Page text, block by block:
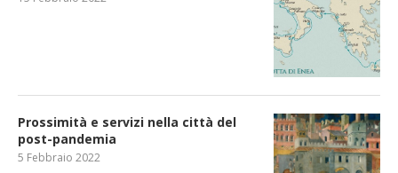
Prossimità e servizi nella città del
post-pandemia
5 Febbraio 2022